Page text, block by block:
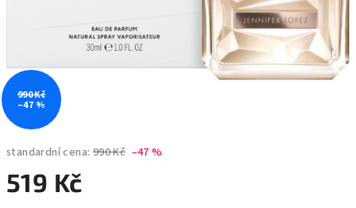
standardní cena: 990 Kč –47 %
519 Kč
990 Kč
–47 %